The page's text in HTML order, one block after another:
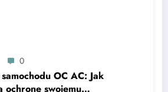
0
OC AC: Jak
ochronę swojemu